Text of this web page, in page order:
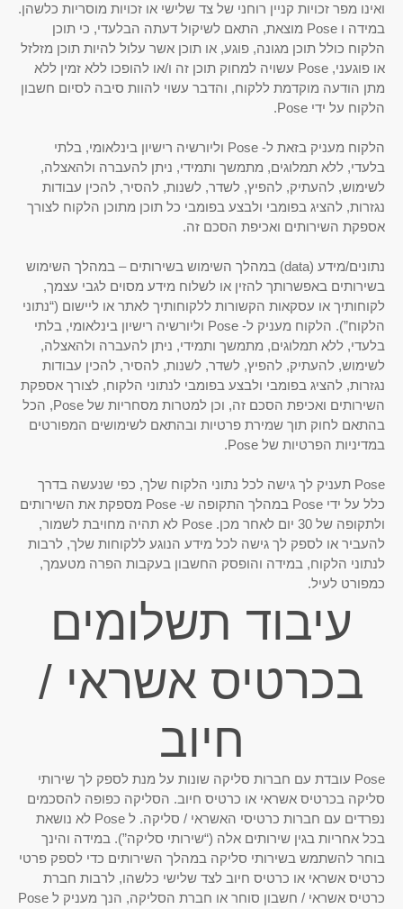
ואינו מפר זכויות קניין רוחני של צד שלישי או זכויות מוסריות כלשהן.
במידה ו Pose מוצאת, התאם לשיקול דעתה הבלעדי, כי תוכן
הלקוח כולל תוכן מגונה, פוגע, או תוכן אשר עלול להיות תוכן מזלזל
או פוגעני, Pose עשויה למחוק תוכן זה ו/או להופכו ללא זמין ללא
מתן הודעה מוקדמת ללקוח, והדבר עשוי להוות סיבה לסיום חשבון
הלקוח על ידי Pose.
הלקוח מעניק בזאת ל- Pose וליורשיה רישיון בינלאומי, בלתי
בלעדי, ללא תמלוגים, מתמשך ותמידי, ניתן להעברה ולהאצלה,
לשימוש, להעתיק, להפיץ, לשדר, לשנות, להסיר, להכין עבודות
נגזרות, להציג בפומבי ולבצע בפומבי כל תוכן מתוכן הלקוח לצורך
אספקת השירותים ואכיפת הסכם זה.
נתונים/מידע (data) במהלך השימוש בשירותים – במהלך השימוש
בשירותים באפשרותך להזין או לשלוח מידע מסוים לגבי עצמך,
לקוחותיך או עסקאות הקשורות ללקוחותיך לאתר או ליישום (“נתוני
הלקוח”). הלקוח מעניק ל- Pose וליורשיה רישיון בינלאומי, בלתי
בלעדי, ללא תמלוגים, מתמשך ותמידי, ניתן להעברה ולהאצלה,
לשימוש, להעתיק, להפיץ, לשדר, לשנות, להסיר, להכין עבודות
נגזרות, להציג בפומבי ולבצע בפומבי לנתוני הלקוח, לצורך אספקת
השירותים ואכיפת הסכם זה, וכן למטרות מסחריות של Pose, הכל
בהתאם לחוק תוך שמירת פרטיות ובהתאם לשימושים המפורטים
במדיניות הפרטיות של Pose.
Pose תעניק לך גישה לכל נתוני הלקוח שלך, כפי שנעשה בדרך
כלל על ידי Pose במהלך התקופה ש- Pose מספקת את השירותים
ולתקופה של 30 יום לאחר מכן. Pose לא תהיה מחויבת לשמור,
להעביר או לספק לך גישה לכל מידע הנוגע ללקוחות שלך, לרבות
לנתוני הלקוח, במידה והופסק החשבון בעקבות הפרה מטעמך,
כמפורט לעיל.
עיבוד תשלומים
בכרטיס אשראי /
חיוב
Pose עובדת עם חברות סליקה שונות על מנת לספק לך שירותי
סליקה בכרטיס אשראי או כרטיס חיוב. הסליקה כפופה להסכמים
נפרדים עם חברות כרטיסי האשראי / סליקה. ל Pose לא נושאת
בכל אחריות בגין שירותים אלה (“שירותי סליקה”). במידה והינך
בוחר להשתמש בשירותי סליקה במהלך השירותים כדי לספק פרטי
כרטיס אשראי או כרטיס חיוב לצד שלישי כלשהו, ​​לרבות חברת
כרטיס אשראי / חשבון סוחר או חברת הסליקה, הנך מעניק ל Pose